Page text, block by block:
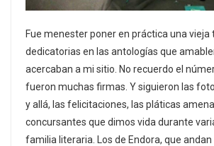
Fue menester poner en práctica una
dedicatorias en las antologías que
acercaban a mi sitio. No recuerdo el
fueron muchas firmas. Y siguieron las
y allá, las felicitaciones, las pláticas
concursantes que dimos vida durante
familia literaria. Los de Endora, que